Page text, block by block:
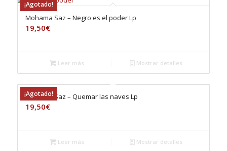
¡Agotado!
Mohama Saz – Negro es el poder Lp
19,50€
Leer más Mostrar detalles
¡Agotado!
Mohama Saz – Quemar las naves Lp
19,50€
Leer más Mostrar detalles